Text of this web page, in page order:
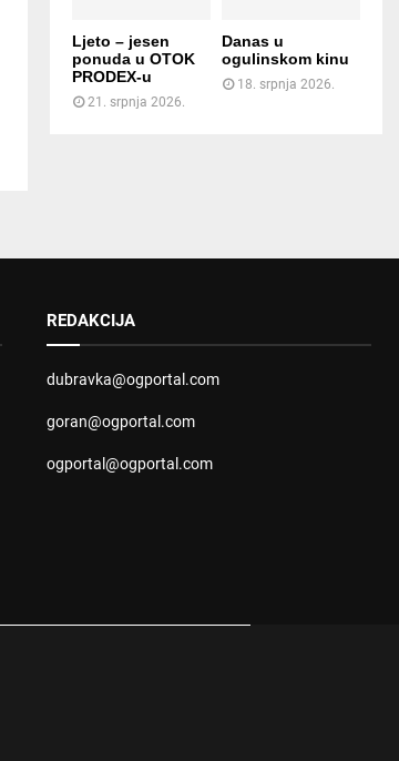
Ljeto – jesen
ponuda u OTOK
PRODEX-u
21. srpnja 2026.
Danas u
ogulinskom kinu
18. srpnja 2026.
REDAKCIJA
dubravka@ogportal.com
goran@ogportal.com
ogportal@ogportal.com